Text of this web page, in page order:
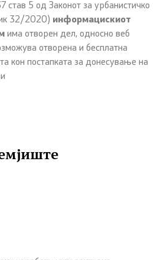
став 5 од Законот за урбанистичко
32/2020) информацискиот
има отворен дел, односно веб
отворена и бесплатна
кон постапката за донесување на